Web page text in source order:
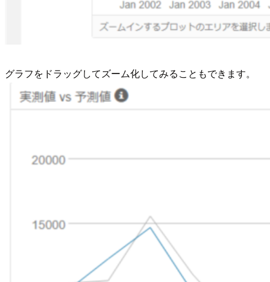
グラフをドラッグしてズーム化してみることもできます。